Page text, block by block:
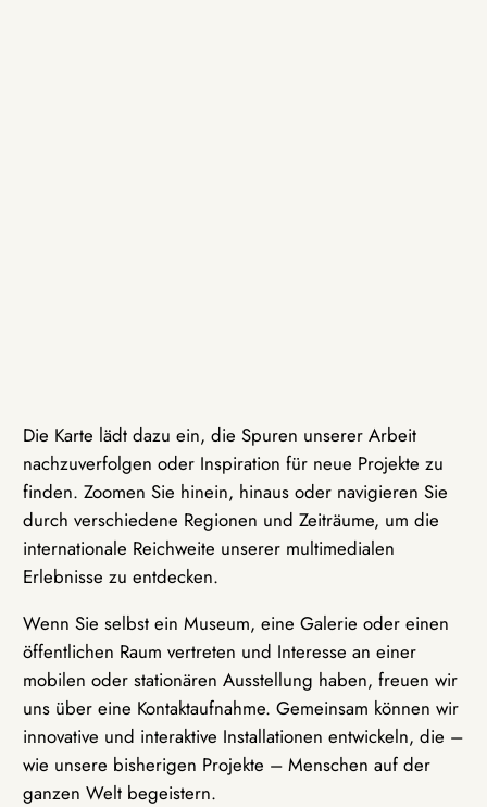
Die Karte lädt dazu ein, die Spuren unserer Arbeit
nachzuverfolgen oder Inspiration für neue Projekte zu
finden. Zoomen Sie hinein, hinaus oder navigieren Sie
durch verschiedene Regionen und Zeiträume, um die
internationale Reichweite unserer multimedialen
Erlebnisse zu entdecken.
Wenn Sie selbst ein Museum, eine Galerie oder einen
öffentlichen Raum vertreten und Interesse an einer
mobilen oder stationären Ausstellung haben, freuen wir
uns über eine Kontaktaufnahme. Gemeinsam können wir
innovative und interaktive Installationen entwickeln, die –
wie unsere bisherigen Projekte – Menschen auf der
ganzen Welt begeistern.